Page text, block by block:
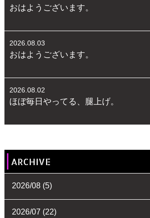
おはようございます。
2026.08.03
おはようございます。
2026.08.02
ほぼ毎日やってる、腿上げ。
ARCHIVE
2026/08(5)
2026/07 (22)